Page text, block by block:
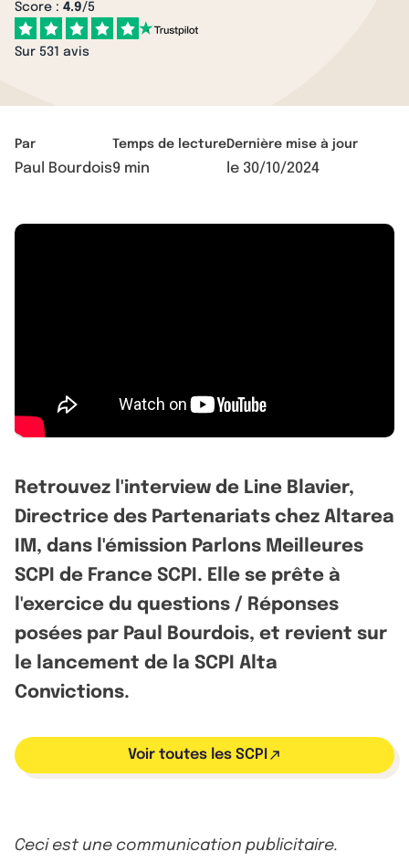
Score : 4.9/5
Sur 531 avis
Par
Paul Bourdois
Temps de lecture
9 min
Dernière mise à jour
le 30/10/2024
Retrouvez l'interview de Line Blavier,
Directrice des Partenariats chez Altarea
IM, dans l'émission Parlons Meilleures
SCPI de France SCPI. Elle se prête à
l'exercice du questions / Réponses
posées par Paul Bourdois, et revient sur
le lancement de la SCPI Alta
Convictions.
Voir toutes les SCPI
Ceci est une communication publicitaire.